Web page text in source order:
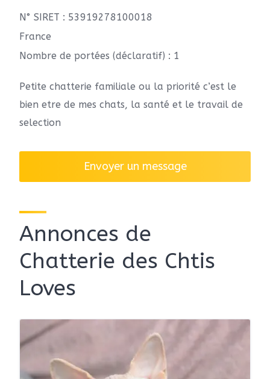
N° SIRET : 53919278100018
France
Nombre de portées (déclaratif) : 1
Petite chatterie familiale ou la priorité c’est le
bien etre de mes chats, la santé et le travail de
selection
Envoyer un message
Annonces de
Chatterie des Chtis
Loves